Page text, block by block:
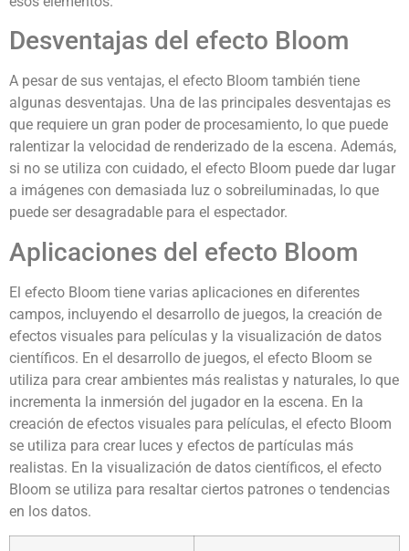
Desventajas del efecto Bloom
A pesar de sus ventajas, el efecto Bloom también tiene
algunas desventajas. Una de las principales desventajas es
que requiere un gran poder de procesamiento, lo que puede
ralentizar la velocidad de renderizado de la escena. Además,
si no se utiliza con cuidado, el efecto Bloom puede dar lugar
a imágenes con demasiada luz o sobreiluminadas, lo que
puede ser desagradable para el espectador.
Aplicaciones del efecto Bloom
El efecto Bloom tiene varias aplicaciones en diferentes
campos, incluyendo el desarrollo de juegos, la creación de
efectos visuales para películas y la visualización de datos
científicos. En el desarrollo de juegos, el efecto Bloom se
utiliza para crear ambientes más realistas y naturales, lo que
incrementa la inmersión del jugador en la escena. En la
creación de efectos visuales para películas, el efecto Bloom
se utiliza para crear luces y efectos de partículas más
realistas. En la visualización de datos científicos, el efecto
Bloom se utiliza para resaltar ciertos patrones o tendencias
en los datos.